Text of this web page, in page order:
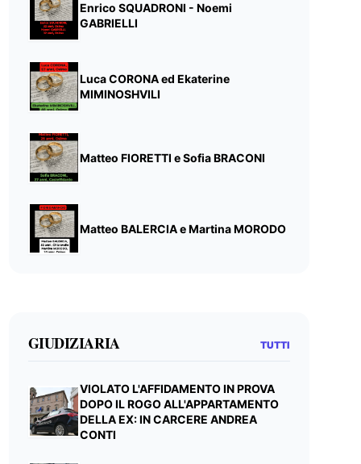
Enrico SQUADRONI - Noemi
GABRIELLI
Luca CORONA ed Ekaterine
MIMINOSHVILI
Matteo FIORETTI e Sofia BRACONI
Matteo BALERCIA e Martina MORODO
GIUDIZIARIA TUTTI
VIOLATO L'AFFIDAMENTO IN PROVA
DOPO IL ROGO ALL'APPARTAMENTO
DELLA EX: IN CARCERE ANDREA
CONTI